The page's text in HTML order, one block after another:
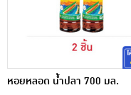
หอยหลอด น้ำปลา 700 มล.